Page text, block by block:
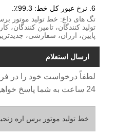
6. نرخ عبور کل خط: 99.3٪.
تگ های داغ: خط تولید موتور
تولید کنندگان، تامین
پایین، ارزان، سفارشی،
ارسال استعلام
لطفاً درخواست خود را در
24 ساعت به شما پاسخ خواهیم داد.